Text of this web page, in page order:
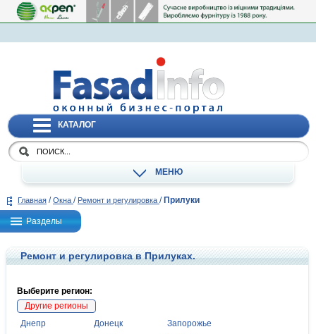
КАТАЛОГ
МЕНЮ
Главная / Окна / Ремонт и регулировка / Прилуки
Разделы
Ремонт и регулировка в Прилуках.
Выберите регион:
Другие регионы
Днепр
Донецк
Запорожье